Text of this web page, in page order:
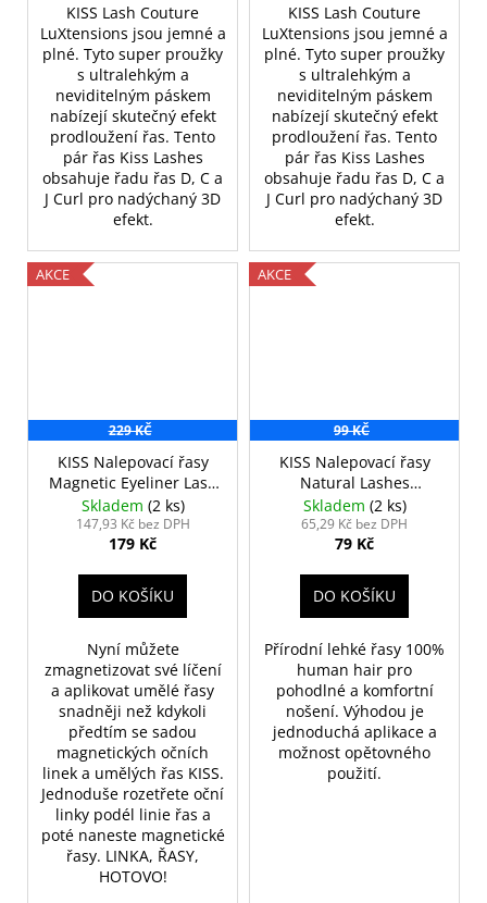
KISS Lash Couture
LuXtensions jsou jemné a
plné. Tyto super proužky
s ultralehkým a
neviditelným páskem
nabízejí skutečný efekt
prodloužení řas. Tento
pár řas Kiss Lashes
obsahuje řadu řas D, C a
J Curl pro nadýchaný 3D
efekt.
KISS Lash Couture
LuXtensions jsou jemné a
plné. Tyto super proužky
s ultralehkým a
neviditelným páskem
nabízejí skutečný efekt
prodloužení řas. Tento
pár řas Kiss Lashes
obsahuje řadu řas D, C a
J Curl pro nadýchaný 3D
efekt.
AKCE
229 KČ
KISS Nalepovací řasy
Magnetic Eyeliner Lash
Tempt
Skladem (2 ks)
147,93 Kč bez DPH
179 Kč
DO KOŠÍKU
Nyní můžete
zmagnetizovat své líčení
a aplikovat umělé řasy
snadněji než kdykoli
předtím se sadou
magnetických očních
linek a umělých řas KISS.
Jednoduše rozetřete oční
linky podél linie řas a
poté naneste magnetické
řasy. LINKA, ŘASY,
HOTOVO!
AKCE
99 KČ
KISS Nalepovací řasy
Natural Lashes
Gorgeous
Skladem (2 ks)
65,29 Kč bez DPH
79 Kč
DO KOŠÍKU
Přírodní lehké řasy 100%
human hair pro
pohodlné a komfortní
nošení. Výhodou je
jednoduchá aplikace a
možnost opětovného
použití.